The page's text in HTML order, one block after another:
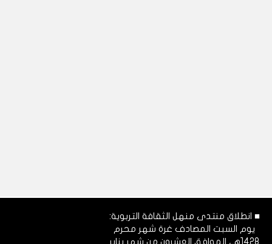
■ انطلاق منتدى منهل الثقافة التربوية:
يوم السبت المصادف غرة شهر محرم
1428هـ، الموافق العشرون من شهر يناير